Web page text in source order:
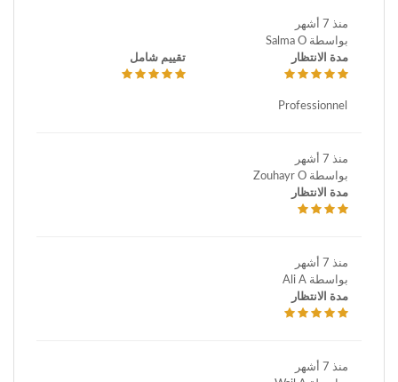
منذ 7 أشهر
بواسطة Salma O
مدة الانتظار
تقييم شامل
Professionnel
منذ 7 أشهر
بواسطة Zouhayr O
مدة الانتظار
منذ 7 أشهر
بواسطة Ali A
مدة الانتظار
منذ 7 أشهر